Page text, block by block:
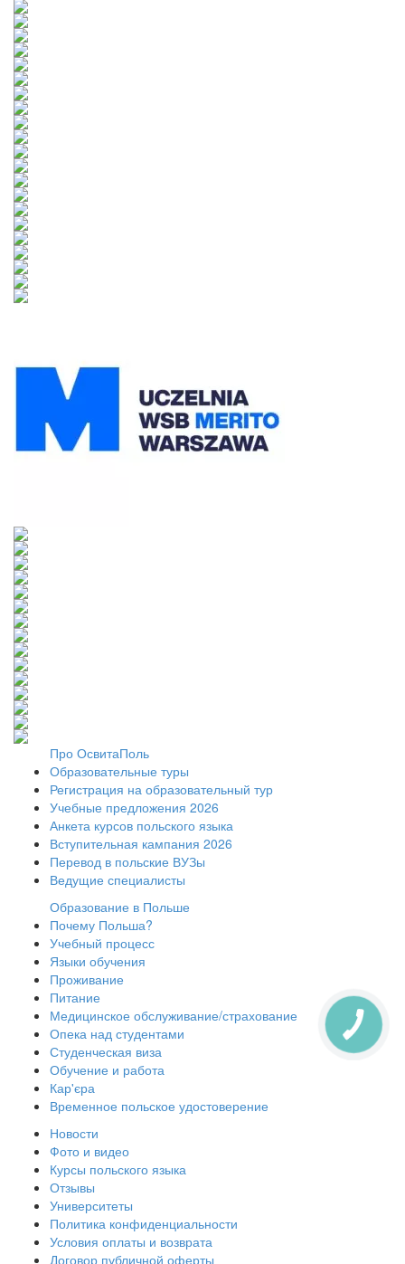
Про ОсвитаПоль
Образовательные туры
Регистрация на образовательный тур
Учебные предложения 2026
Анкета курсов польского языка
Вступительная кампания 2026
Перевод в польские ВУЗы
Ведущие специалисты
Образование в Польше
Почему Польша?
Учебный процесс
Языки обучения
Проживание
Питание
Медицинское обслуживание/страхование
Опека над студентами
Студенческая виза
Обучение и работа
Кар'єра
Временное польское удостоверение
Новости
Фото и видео
Курсы польского языка
Отзывы
Университеты
Политика конфиденциальности
Условия оплаты и возврата
Договор публичной оферты